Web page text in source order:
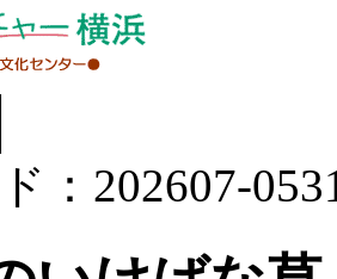
：202607-